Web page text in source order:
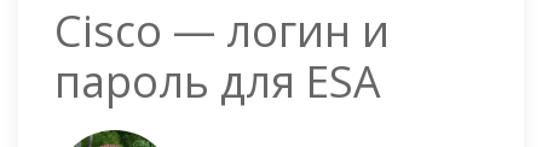
Cisco — логин и
пароль для ESA